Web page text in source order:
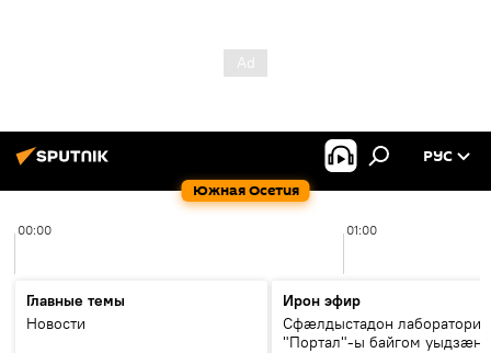
Южная Осетия
РУС
00:00 01:00
Главные темы
Новости
Ирон эфир
Сфæлдыстадон лаборатори
"Портал"-ы байгом уыдзæн